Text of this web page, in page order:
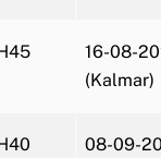
16-08-
(Kalmar)
08-09-